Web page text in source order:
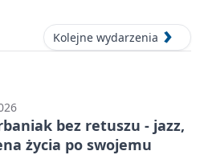
Kolejne wydarzenia
bez retuszu - jazz,
życia po swojemu